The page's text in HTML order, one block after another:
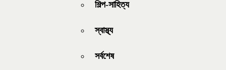
শিল্প-সাহিত্য
স্বাস্থ্য
সর্বশেষ